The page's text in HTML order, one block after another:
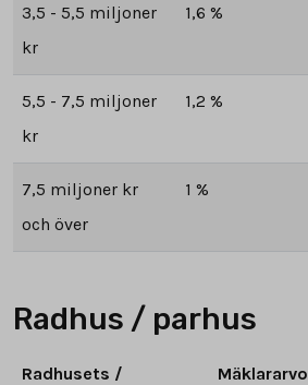
3,5 - 5,5 miljoner
kr
1,6 %
5,5 - 7,5 miljoner
kr
1,2 %
7,5 miljoner kr
och över
1 %
Radhus / parhus
Radhusets /